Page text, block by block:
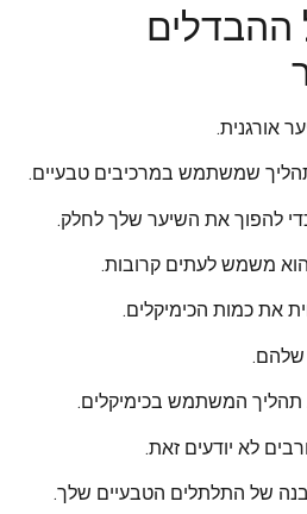
ההבדלים
אורגנית.
שמשתמש במרכיבים טבעיים.
להפוך את השיער שלך לחלק.
משמש לעתים קרובות.
את כמות הכימיקלים.
תהליך המשתמש בכימיקלים.
לא יודעים זאת.
של התלתלים הטבעיים שלך.